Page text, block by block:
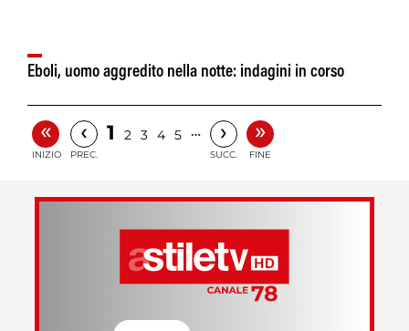
Eboli, uomo aggredito nella notte: indagini in corso
«
INIZIO
‹
PREC.
1 2 3 4 5 … ›
SUCC.
»
FINE